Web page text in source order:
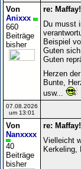
Von
Anixxx
660
Beiträge
bisher
re:
Du musst
Beispiel
Guten
Guten
Herzen
Bunte,
usw...
07.08.2026
um 13:01
Von
Nanxxxx
40
Beiträge
bisher
re:
Vielleicht
Kerkeling,